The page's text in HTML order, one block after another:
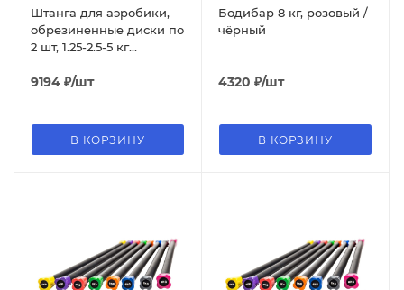
Штанга для аэробики,
обрезиненные диски по
2 шт, 1.25-2.5-5 кг
9194 ₽/шт
В КОРЗИНУ
Бодибар 8 кг, розовый /
чёрный
4320 ₽/шт
В КОРЗИНУ